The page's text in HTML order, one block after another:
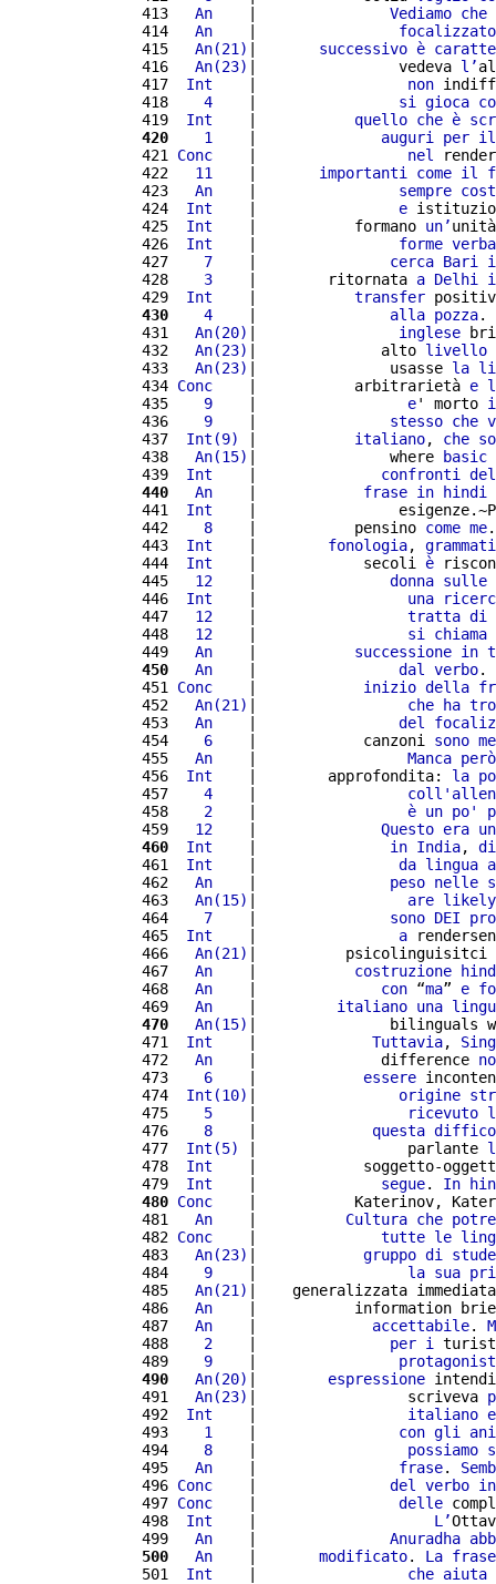
413
  An
    |
Vediamo che
414
  An
    |
415
  An(21)
| successivo è
416
  An(23)
|                vedeva l’
417
Int
    |
non
418
   4
    |
si gioca
419
Int
    |
quello che è
420
   1
    |
auguri per il
421 Conc
    |
nel
422
  11
    |
importanti come il
423
  An
    |
sempre
424
Int
    |
e
425
Int
    |           formano
un’
426
Int
    |
forme
427
   7
    |
cerca Bari
428
   3
    |        ritornata
a Delhi
429
Int
    |
transfer
430
   4
    |
alla pozza.
431
  An(20)
| inglese
432
  An(23)
|              alto livello
433
  An(23)
|               usasse la
434 Conc
    |           arbitrarietà
e
435
   9
    |
e' morto
436
   9
    |
stesso che
437
Int(9) | italiano, che
438
  An(15)
|               where basic
439
Int
    |
confronti
440
  An
    |
frase in hindi
441
Int
|
442
   8
    |           pensino
come me.
443
Int
    |
fonologia,
444
Int
    |            secoli
è
445
  12
    |
donna sulle
446
Int
    |
una
447
  12
    |
tratta di
448
  12
    |
si
chiama
449
  An
    |
successione in
450
  An
    |
dal verbo.
451 Conc
    |
inizio della
452
  An(21)
| che ha
453
  An
    |
del
454
   6
    |            canzoni
sono
455
  An
    |
Manca però
456
Int
    |        approfondita:
la
457
   4
    |
coll'
458
   2
    |
è un po'
459
  12
    |
Questo era un
460
Int
    |
in India, di
461
Int
    |
da lingua a
462
  An
    |
peso nelle
463
  An(15)
| are likely
464
   7
    |
sono DEI
465
Int
    |
a
466
  An(21)
|          psicolinguisitci
467
  An
    |
costruzione
468
  An
    |
con “ma” e
469
  An
    |
italiano una
470
  An(15)
|               bilinguals
471
Int
    |
Tuttavia,
472
  An
    |              difference
473
   6
    |
essere
474
Int(10) | origine
475
   5
    |
ricevuto
476
   8
    |
questa
477
Int(5) |                 parlante
478
Int
|            soggetto-
479
Int
    |
segue. In
480 Conc
|           Katerinov,
481
  An
    |
Cultura che
482 Conc
    |
tutte le
483
  An(23)
| gruppo di
484
   9
    |
la sua
485
  An(21)
|    generalizzata
486
  An
|           information
487
  An
    |
accettabile.
488
   2
    |
per i
489
   9
    |
490
  An(20)
| espressione
491
  An(23)
|                 scriveva
492
Int
    |
italiano e
493
   1
    |
con gli
494
   8
    |
possiamo
495
  An
    |
frase.
496 Conc
    |
del verbo in
497 Conc
    |
delle
498
Int
    |
L’
499
  An
    |
Anuradha
500
  An
    |
modificato. La frase
501
Int
    |
che aiuta